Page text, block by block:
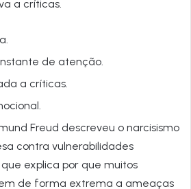
a críticas.
de atenção.
a críticas.
Freud descreveu o narcisismo
contra vulnerabilidades
explica por que muitos
de forma extrema a ameaças